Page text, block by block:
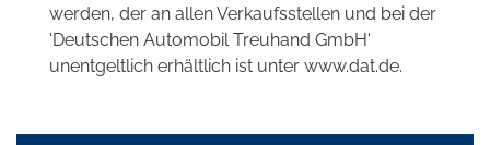
werden, der an allen Verkaufsstellen und bei der
'Deutschen Automobil Treuhand GmbH'
unentgeltlich erhältlich ist unter www.dat.de.